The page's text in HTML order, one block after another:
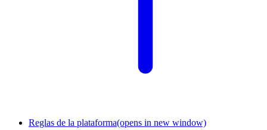
Reglas de la plataforma(opens in new window)